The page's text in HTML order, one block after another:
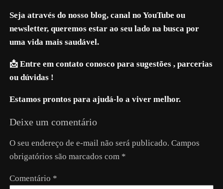
Seja através do nosso blog, canal no YouTube ou
newsletter, queremos estar ao seu lado na busca por
uma vida mais saudável.
📩 Entre em contato conosco para sugestões , parcerias
ou dúvidas !
Estamos prontos para ajudá-lo a viver melhor.
Deixe um comentário
O seu endereço de e-mail não será publicado. Campos
obrigatórios são marcados com *
Comentário *